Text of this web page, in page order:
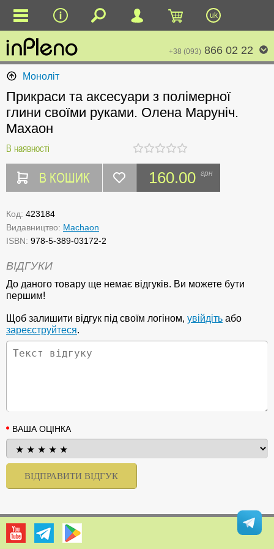
uk
+38 (093) 866 02 22
Моноліт
Прикраси та аксесуари з полімерної
глини своїми руками. Олена Маруніч.
Махаон
В наявності
В КОШИК 160.00 грн
Код: 423184
Видавництво: Machaon
ISBN: 978-5-389-03172-2
ВІДГУКИ
До даного товару ще немає відгуків. Ви можете бути
першим!
Щоб залишити відгук під своїм логіном, увійдіть або
зареєструйтеся.
ВАША ОЦІНКА